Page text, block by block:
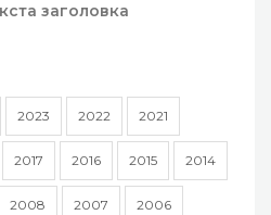
заголовка
2023 2022 2021
2017 2016 2015 2014
2008 2007 2006